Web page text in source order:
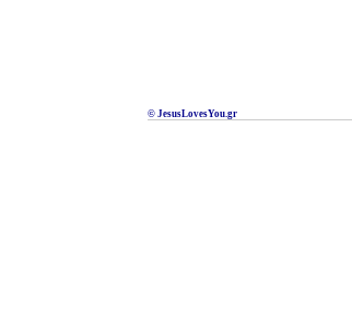
© JesusLovesYou.gr